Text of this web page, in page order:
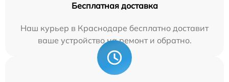
Бесплатная доставка
Наш курьер в Краснодаре бесплатно доставит
ваше устройство на ремонт и обратно.